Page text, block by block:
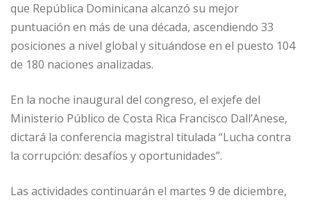
que República Dominicana alcanzó su mejor
puntuación en más de una década, ascendiendo 33
posiciones a nivel global y situándose en el puesto 104
de 180 naciones analizadas.
En la noche inaugural del congreso, el exjefe del
Ministerio Público de Costa Rica Francisco Dall’Anese,
dictará la conferencia magistral titulada “Lucha contra
la corrupción: desafíos y oportunidades”.
Las actividades continuarán el martes 9 de diciembre,